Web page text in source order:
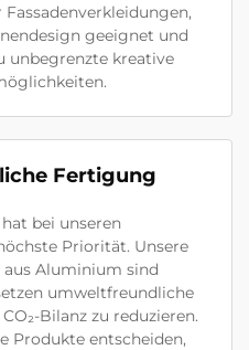
geeignet und
unbegrenzte kreative
Fertigung
bei unseren
Priorität. Unsere
Aluminium sind
umweltfreundliche
Bilanz zu reduzieren.
Produkte entscheiden,